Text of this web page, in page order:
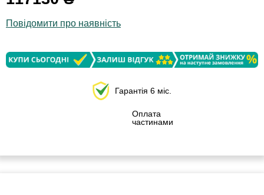
Повідомити про наявність
Гарантія 6 міс.
Оплата
частинами